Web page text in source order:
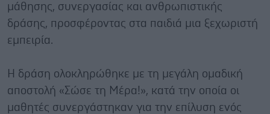
μάθησης, συνεργασίας και ανθρωπιστικής
δράσης, προσφέροντας στα παιδιά μια ξεχωριστή
εμπειρία.
Η δράση ολοκληρώθηκε με τη μεγάλη ομαδική
αποστολή «Σώσε τη Μέρα!», κατά την οποία οι
μαθητές συνεργάστηκαν για την επίλυση ενός